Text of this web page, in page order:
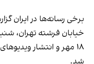
برخی رسانه‌ها در ایران
۱۸ مهر و انتشار
شد.